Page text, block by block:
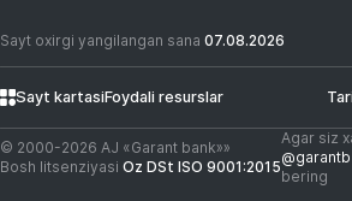
Sayt oxirgi yangilangan sana 07.08.2026
Sayt kartasiFoydali resurslar
© 2000-2026 АJ «Garant bank»»
Bosh litsenziyasi Oz DSt ISO 9001:2015
Agar siz
bering